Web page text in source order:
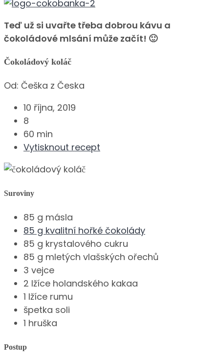
Teď už si uvařte třeba dobrou kávu a
čokoládové mlsání může začít! 🙂
Čokoládový koláč
Od: Češka z Česka
10 října, 2019
8
60 min
Vytisknout recept
Suroviny
85 g másla
85 g kvalitní hořké čokolády
85 g krystalového cukru
85 g mletých vlašských ořechů
3 vejce
2 lžíce holandského kakaa
1 lžíce rumu
špetka soli
1 hruška
Postup